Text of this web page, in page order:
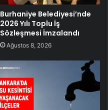
Burhaniye Belediyesi’nde
2026 Yılı Toplu İş
Sözleşmesi İmzalandı
Ağustos 8, 2026